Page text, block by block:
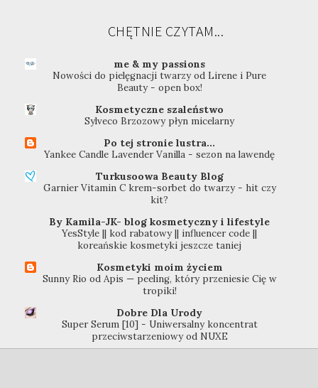
CHĘTNIE CZYTAM...
me & my passions
Nowości do pielęgnacji twarzy od Lirene i Pure
Beauty - open box!
Kosmetyczne szaleństwo
Sylveco Brzozowy płyn micelarny
Po tej stronie lustra...
Yankee Candle Lavender Vanilla - sezon na lawendę
Turkusoowa Beauty Blog
Garnier Vitamin C krem-sorbet do twarzy - hit czy
kit?
By Kamila-JK- blog kosmetyczny i lifestyle
YesStyle || kod rabatowy || influencer code ||
koreańskie kosmetyki jeszcze taniej
Kosmetyki moim życiem
Sunny Rio od Apis — peeling, który przeniesie Cię w
tropiki!
Dobre Dla Urody
Super Serum [10] - Uniwersalny koncentrat
przeciwstarzeniowy od NUXE